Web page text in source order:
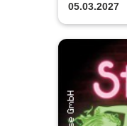
05.03.2027